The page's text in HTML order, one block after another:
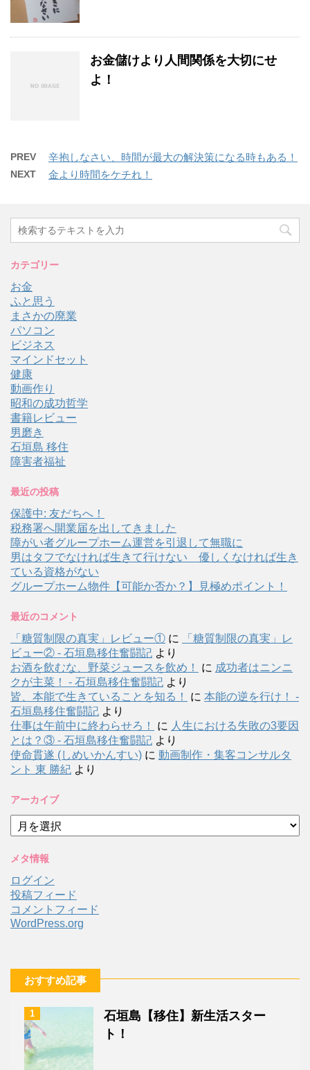
お金儲けより人間関係を大切にせ
よ！
PREV 辛抱しなさい、時間が最大の解決策になる時もある！
NEXT 金より時間をケチれ！
カテゴリー
お金
ふと思う
まさかの廃業
パソコン
ビジネス
マインドセット
健康
動画作り
昭和の成功哲学
書籍レビュー
男磨き
石垣島 移住
障害者福祉
最近の投稿
保護中: 友だちへ！
税務署へ開業届を出してきました
障がい者グループホーム運営を引退して無職に
男はタフでなければ生きて行けない 優しくなければ生き
ている資格がない
グループホーム物件【可能か否か？】見極めポイント！
最近のコメント
「糖質制限の真実」レビュー① に
「糖質制限の真実」レ
ビュー② - 石垣島移住奮闘記 より
お酒を飲むな、野菜ジュースを飲め！
に 成功者はニンニ
クが主菜！ - 石垣島移住奮闘記 より
皆、本能で生きていることを知る！
に 本能の逆を行け！ -
石垣島移住奮闘記 より
仕事は午前中に終わらせろ！
に 人生における失敗の3要因
とは？③ - 石垣島移住奮闘記 より
使命貫遂 (しめいかんすい) に 動画制作・集客コンサルタ
ント 東 勝紀 より
アーカイブ
ア
ー
イ
ブ
メタ情報
ログイン
投稿フィード
コメントフィード
WordPress.org
おすすめ記事
1
石垣島【移住】新生活スター
ト！